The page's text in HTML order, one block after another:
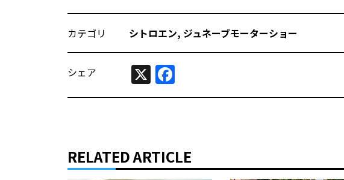
カテゴリ シトロエン, ジュネーブモーターショー
シェア X
RELATED ARTICLE